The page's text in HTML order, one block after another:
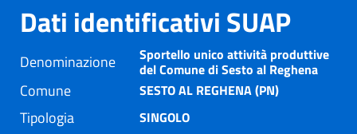
Dati identificativi SUAP
Denominazione Sportello unico attività produttive
del Comune di Sesto al Reghena
Comune SESTO AL REGHENA (PN)
Tipologia SINGOLO